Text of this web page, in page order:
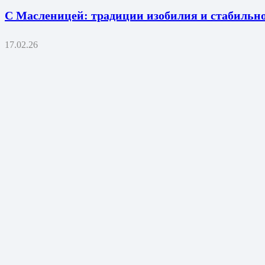
С Масленицей: традиции изобилия и
17.02.26